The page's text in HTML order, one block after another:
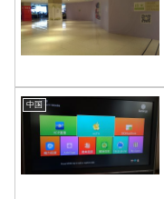
中国